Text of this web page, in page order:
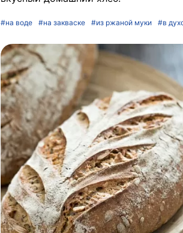
#на воде #на закваске #из ржаной муки #в